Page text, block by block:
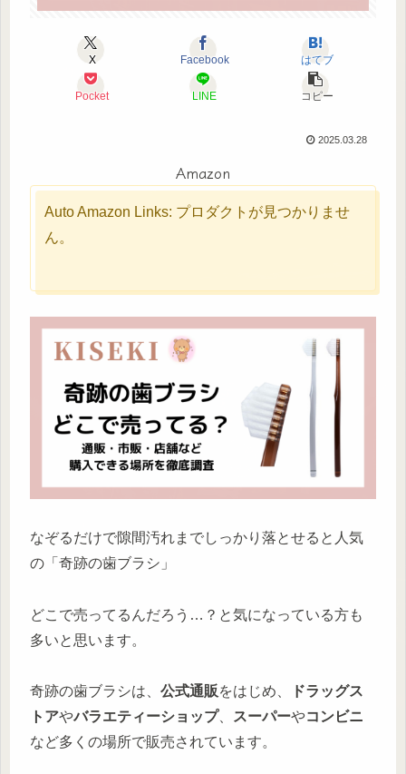
X Facebook はてブ
Pocket LINE コピー
2025.03.28
Amazon
Auto Amazon Links: プロダクトが見つかりませ
ん。
なぞるだけで隙間汚れまでしっかり落とせると人気
の「奇跡の歯ブラシ」
どこで売ってるんだろう…？と気になっている方も
多いと思います。
奇跡の歯ブラシは、 公式通販をはじめ、
ドラッグス
トアやバラエティーショップ、 スーパーやコンビニ
など多くの場所で販売されています。